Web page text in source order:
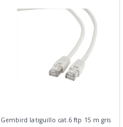
Gembird latiguillo cat.6 ftp 15 m gris